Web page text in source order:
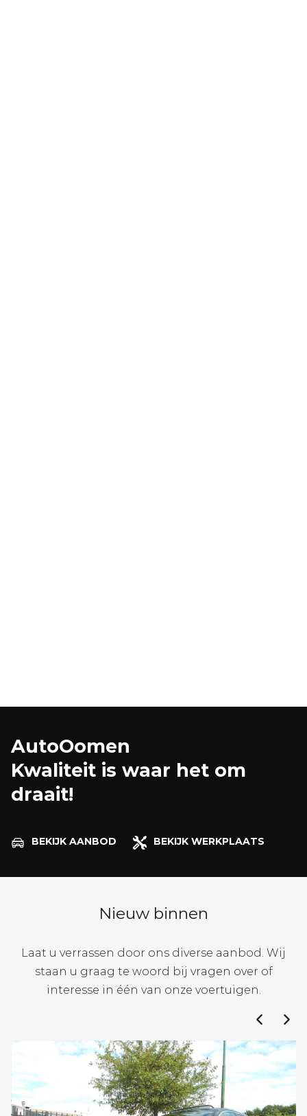
AutoOomen
Kwaliteit is waar het om
draait!
BEKIJK AANBOD BEKIJK WERKPLAATS
Nieuw binnen
Laat u verrassen door ons diverse aanbod. Wij
staan u graag te woord bij vragen over of
interesse in één van onze voertuigen.